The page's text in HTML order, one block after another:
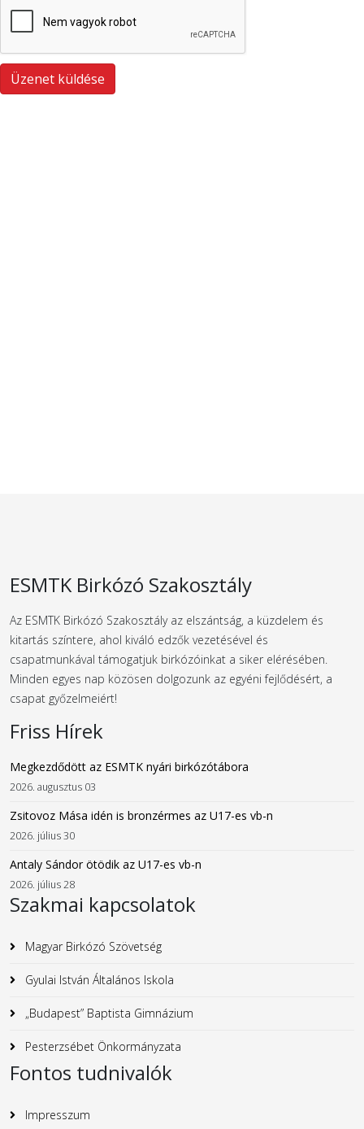
ESMTK Birkózó Szakosztály
Az ESMTK Birkózó Szakosztály az elszántság, a küzdelem és
kitartás színtere, ahol kiváló edzők vezetésével és
csapatmunkával támogatjuk birkózóinkat a siker elérésében.
Minden egyes nap közösen dolgozunk az egyéni fejlődésért, a
csapat győzelmeiért!
Friss Hírek
Megkezdődött az ESMTK nyári birkózótábora
2026. augusztus 03
Zsitovoz Mása idén is bronzérmes az U17-es vb-n
2026. július 30
Antaly Sándor ötödik az U17-es vb-n
2026. július 28
Szakmai kapcsolatok
Magyar Birkózó Szövetség
Gyulai István Általános Iskola
„Budapest” Baptista Gimnázium
Pesterzsébet Önkormányzata
Fontos tudnivalók
Impresszum